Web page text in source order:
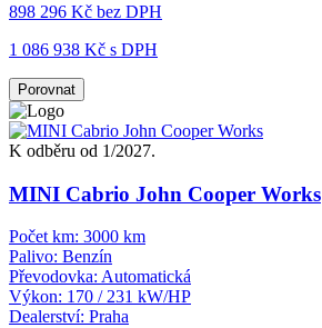
898 296 Kč bez DPH
1 086 938 Kč s DPH
Porovnat
K odběru od 1/2027.
MINI Cabrio John Cooper Works
Počet km: 3000 km
Palivo: Benzín
Převodovka: Automatická
Výkon: 170 / 231 kW/HP
Dealerství: Praha